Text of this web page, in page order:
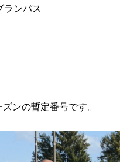
ンパス
ンの暫定番号です。